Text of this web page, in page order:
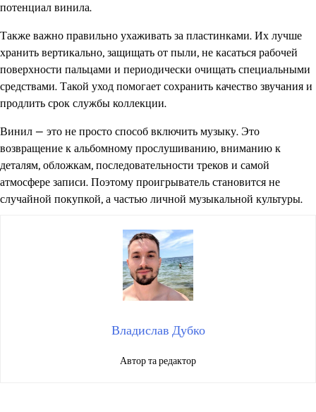
потенциал винила.
Также важно правильно ухаживать за пластинками. Их лучше
хранить вертикально, защищать от пыли, не касаться рабочей
поверхности пальцами и периодически очищать специальными
средствами. Такой уход помогает сохранить качество звучания и
продлить срок службы коллекции.
Винил — это не просто способ включить музыку. Это
возвращение к альбомному прослушиванию, вниманию к
деталям, обложкам, последовательности треков и самой
атмосфере записи. Поэтому проигрыватель становится не
случайной покупкой, а частью личной музыкальной культуры.
Владислав Дубко
Автор та редактор